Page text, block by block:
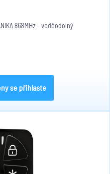
868MHz - voděodolný
se přihlaste